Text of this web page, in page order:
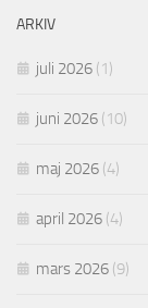
ARKIV
juli 2026 (1)
juni 2026 (10)
maj 2026 (4)
april 2026 (4)
mars 2026 (9)